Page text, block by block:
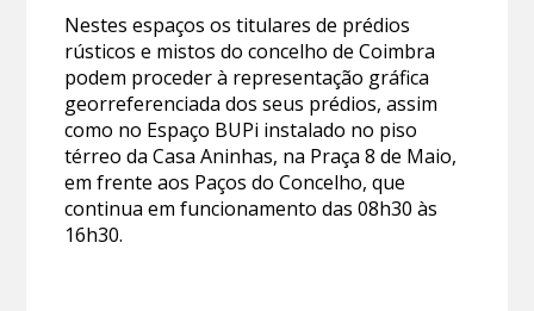
Nestes espaços os titulares de prédios
rústicos e mistos do concelho de Coimbra
podem proceder à representação gráfica
georreferenciada dos seus prédios, assim
como no Espaço BUPi instalado no piso
térreo da Casa Aninhas, na Praça 8 de Maio,
em frente aos Paços do Concelho, que
continua em funcionamento das 08h30 às
16h30.